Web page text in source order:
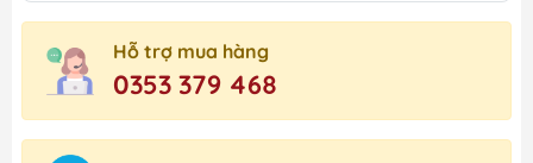
Hỗ trợ mua hàng
0353 379 468